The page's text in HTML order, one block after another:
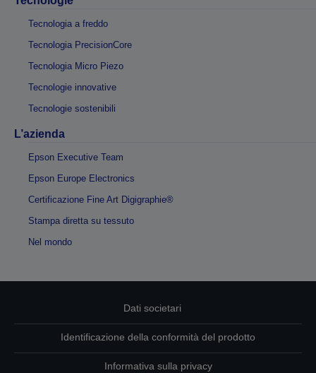
Tecnologia a freddo
Tecnologia PrecisionCore
Tecnologia Micro Piezo
Tecnologie innovative
Tecnologie sostenibili
L’azienda
Epson Executive Team
Epson Europe Electronics
Certificazione Fine Art Digigraphie®
Stampa diretta su tessuto
Nel mondo
Dati societari
Identificazione della conformità del prodotto
Informativa sulla privacy